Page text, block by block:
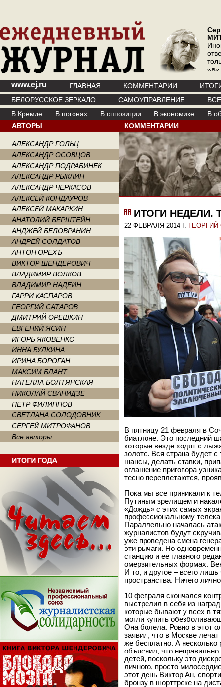
«я»
www.ej.ru ГЛАВНАЯ КОММЕНТАРИИ
БЕЛОРУССКОЕ ЗЕРКАЛО
САМОУПРАВЛЕНИЕ
В Кремле
В погонах В оппозиции В экономике
В
АВТОРЫ
АЛЕКСАНДР ГОЛЬЦ
АЛЕКСАНДР ОСОВЦОВ
АЛЕКСАНДР ПОДРАБИНЕК
АЛЕКСАНДР РЫКЛИН
АЛЕКСАНДР ЧЕРКАСОВ
АЛЕКСЕЙ КОНДАУРОВ
АЛЕКСЕЙ МАКАРКИН
АНАТОЛИЙ БЕРШТЕЙН
АНДЖЕЙ БЕЛОВРАНИН
АНДРЕЙ СОЛДАТОВ
АНТОН ОРЕХЪ
ВИКТОР ШЕНДЕРОВИЧ
ВЛАДИМИР ВОЛКОВ
ВЛАДИМИР НАДЕИН
ГАРРИ КАСПАРОВ
ГЕОРГИЙ САТАРОВ
ДМИТРИЙ ОРЕШКИН
ЕВГЕНИЙ ЯСИН
ИГОРЬ ЯКОВЕНКО
ИННА БУЛКИНА
ИРИНА БОРОГАН
МАКСИМ БЛАНТ
НАТЕЛЛА БОЛТЯНСКАЯ
НИКОЛАЙ СВАНИДЗЕ
ПЕТР ФИЛИППОВ
СВЕТЛАНА СОЛОДОВНИК
СЕРГЕЙ МИТРОФАНОВ
Все авторы
КОММЕНТАРИИ
ИТОГИ
22 ФЕВРАЛЯ 2014 Г. ГЕОРГИЙ
В пятницу 21 февраля в
биатлоне. Это последний
которые везде ходят с
золото. Вся страна будет
шансы, делать ставки,
оглашение приговора
тесно переплетаются,
Пока мы все приникали к
Путиным зрелищем и
«Дождь» с этих самых
профессиональному
Параллельно началась
журналистов будут
уже проведена смена
эти рычаги. Но
станцию и ее главного
омерзительных формах.
И то, и другое – всего
пространства. Ничего
10 февраля скончался
выстрелил в себя из
которые бывают у всех в
могли купить
Она болела. Ровно в этот
заявил, что в Москве
же бесплатно. А несколько
объяснил, что
детей, поскольку это
личного, просто
этот день Виктор Ан,
бронзу в шорттреке на